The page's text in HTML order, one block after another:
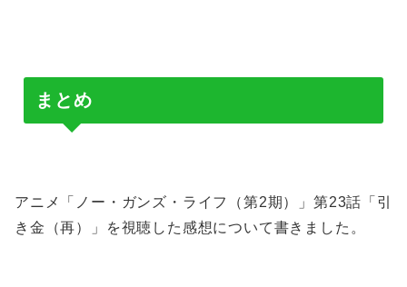
まとめ
アニメ「ノー・ガンズ・ライフ（第2期）」第23話「引
き金（再）」を視聴した感想について書きました。